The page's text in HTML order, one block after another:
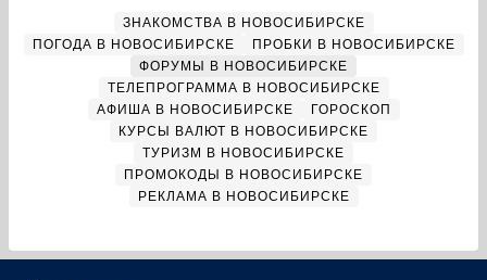
ЗНАКОМСТВА В НОВОСИБИРСКЕ
ПОГОДА В НОВОСИБИРСКЕ
ПРОБКИ В НОВОСИБИРСКЕ
ФОРУМЫ В НОВОСИБИРСКЕ
ТЕЛЕПРОГРАММА В НОВОСИБИРСКЕ
АФИША В НОВОСИБИРСКЕ
ГОРОСКОП
КУРСЫ ВАЛЮТ В НОВОСИБИРСКЕ
ТУРИЗМ В НОВОСИБИРСКЕ
ПРОМОКОДЫ В НОВОСИБИРСКЕ
РЕКЛАМА В НОВОСИБИРСКЕ